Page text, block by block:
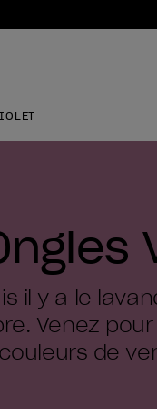
il y a le
Venez
de